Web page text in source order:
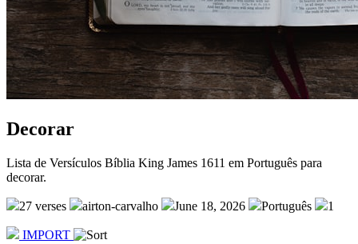
Decorar
Lista de Versículos Bíblia King James 1611 em Português para
decorar.
27 verses airton-carvalho June 18, 2026 Português 1
IMPORT